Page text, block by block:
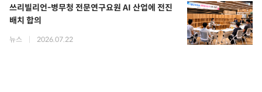
쓰리빌리언-병무청 전문연구요원 AI 산업에 전진
배치 합의
뉴스 2026.07.22